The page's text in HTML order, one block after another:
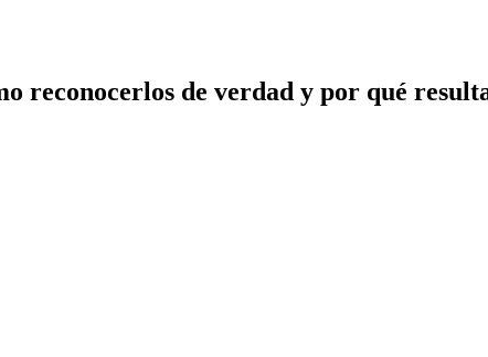
reconocerlos de verdad y por qué